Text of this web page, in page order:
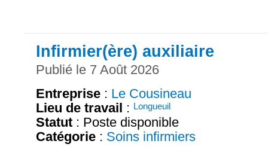
Infirmier(ère) auxiliaire
Publié le 7 Août 2026
Entreprise : Le Cousineau
Lieu de travail : Longueuil
Statut : Poste disponible
Catégorie : Soins infirmiers